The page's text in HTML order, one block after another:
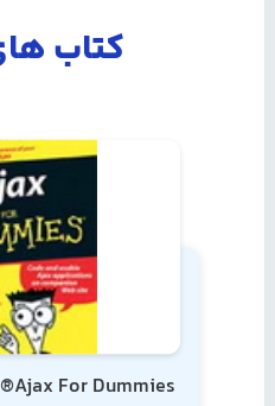
کتاب
Ajax For Dummies®